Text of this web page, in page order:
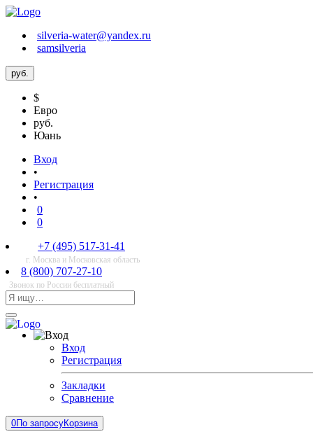
silveria-water@yandex.ru
samsilveria
руб.
$
Евро
руб.
Юань
Вход
•
Регистрация
•
0
0
+7 (495) 517-31-41
г. Москва и Московская область
8 (800) 707-27-10
Звонок по России бесплатный
Вход
Регистрация
Закладки
Сравнение
0По запросуКорзина